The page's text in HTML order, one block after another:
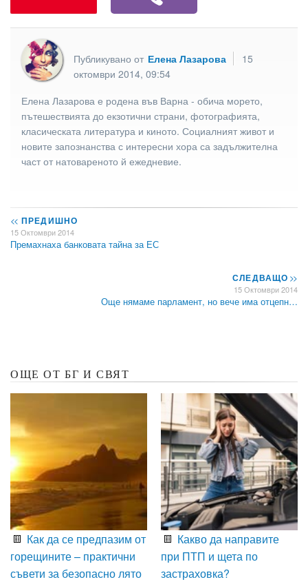
Публикувано от Елена Лазарова
15
октомври 2014, 09:54
Елена Лазарова е родена във Варна - обича морето,
пътешествията до екзотични страни, фотографията,
класическата литература и киното. Социалният живот и
новите запознанства с интересни хора са задължителна
част от натовареното й ежедневие.
<< ПРЕДИШНО
15 Октомври 2014
Премахнаха банковата тайна за ЕС
СЛЕДВАЩО>>
15 Октомври 2014
Още нямаме парламент, но вече има отцепн…
ОЩЕ ОТ БГ И СВЯТ
Как да се предпазим от
горещините – практични
съвети за безопасно лято
Какво да направите
при ПТП и щета по
застраховка?